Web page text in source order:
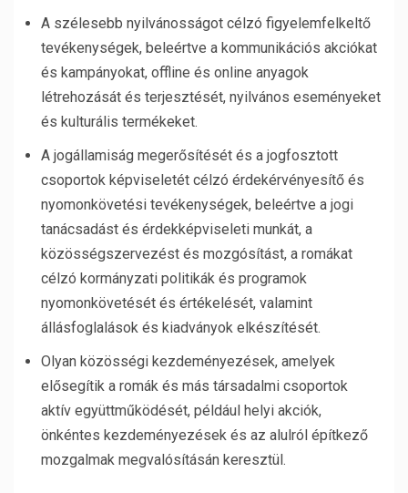
A szélesebb nyilvánosságot célzó figyelemfelkeltő
tevékenységek, beleértve a kommunikációs akciókat
és kampányokat, offline és online anyagok
létrehozását és terjesztését, nyilvános eseményeket
és kulturális termékeket.
A jogállamiság megerősítését és a jogfosztott
csoportok képviseletét célzó érdekérvényesítő és
nyomonkövetési tevékenységek, beleértve a jogi
tanácsadást és érdekképviseleti munkát, a
közösségszervezést és mozgósítást, a romákat
célzó kormányzati politikák és programok
nyomonkövetését és értékelését, valamint
állásfoglalások és kiadványok elkészítését.
Olyan közösségi kezdeményezések, amelyek
elősegítik a romák és más társadalmi csoportok
aktív együttműködését, például helyi akciók,
önkéntes kezdeményezések és az alulról építkező
mozgalmak megvalósításán keresztül.